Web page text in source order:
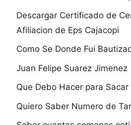
Descargar Certificado de
Afiliacion de Eps Cajacopi
Como Se Donde Fui
Juan Felipe Suarez Jimenez
Que Debo Hacer para
Quiero Saber Numero de